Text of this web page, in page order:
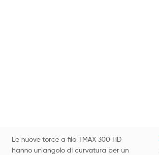
Le nuove torce a filo TMAX 300 HD
hanno un'angolo di curvatura per un